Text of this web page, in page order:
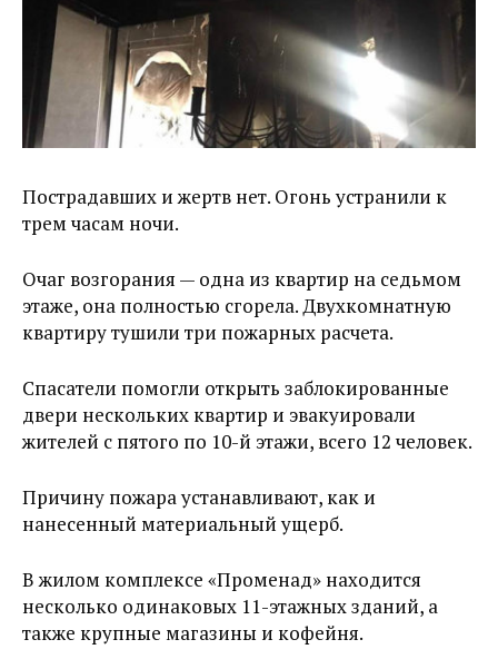
Пострадавших и жертв нет. Огонь устранили к
трем часам ночи.
Очаг возгорания — одна из квартир на седьмом
этаже, она полностью сгорела. Двухкомнатную
квартиру тушили три пожарных расчета.
Спасатели помогли открыть заблокированные
двери нескольких квартир и эвакуировали
жителей с пятого по 10-й этажи, всего 12 человек.
Причину пожара устанавливают, как и
нанесенный материальный ущерб.
В жилом комплексе «Променад» находится
несколько одинаковых 11-этажных зданий, а
также крупные магазины и кофейня.